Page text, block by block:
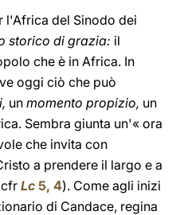
l'Africa del Sinodo dei
storico di grazia: il
che è in Africa. In
oggi ciò che può
un momento propizio, un
Sembra giunta un'« ora
che invita con
a prendere il largo e a
Lc 5, 4). Come agli inizi
di Candace, regina